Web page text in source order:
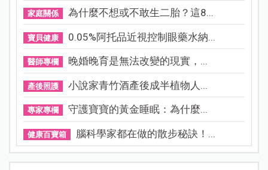
家庭關係 為什麼不想或不敢生二胎？這8...
寶貝健康 0.05%阿托品近視控制眼藥水納...
醫師專欄 晚婚晚育是無法改變的現實，...
產後照護 小說家青竹酒產後成半植物人...
專家專欄 守護寶寶的黃金睡眠：為什麼...
健康百寶箱 腦科學家都在做的散步秘訣！...